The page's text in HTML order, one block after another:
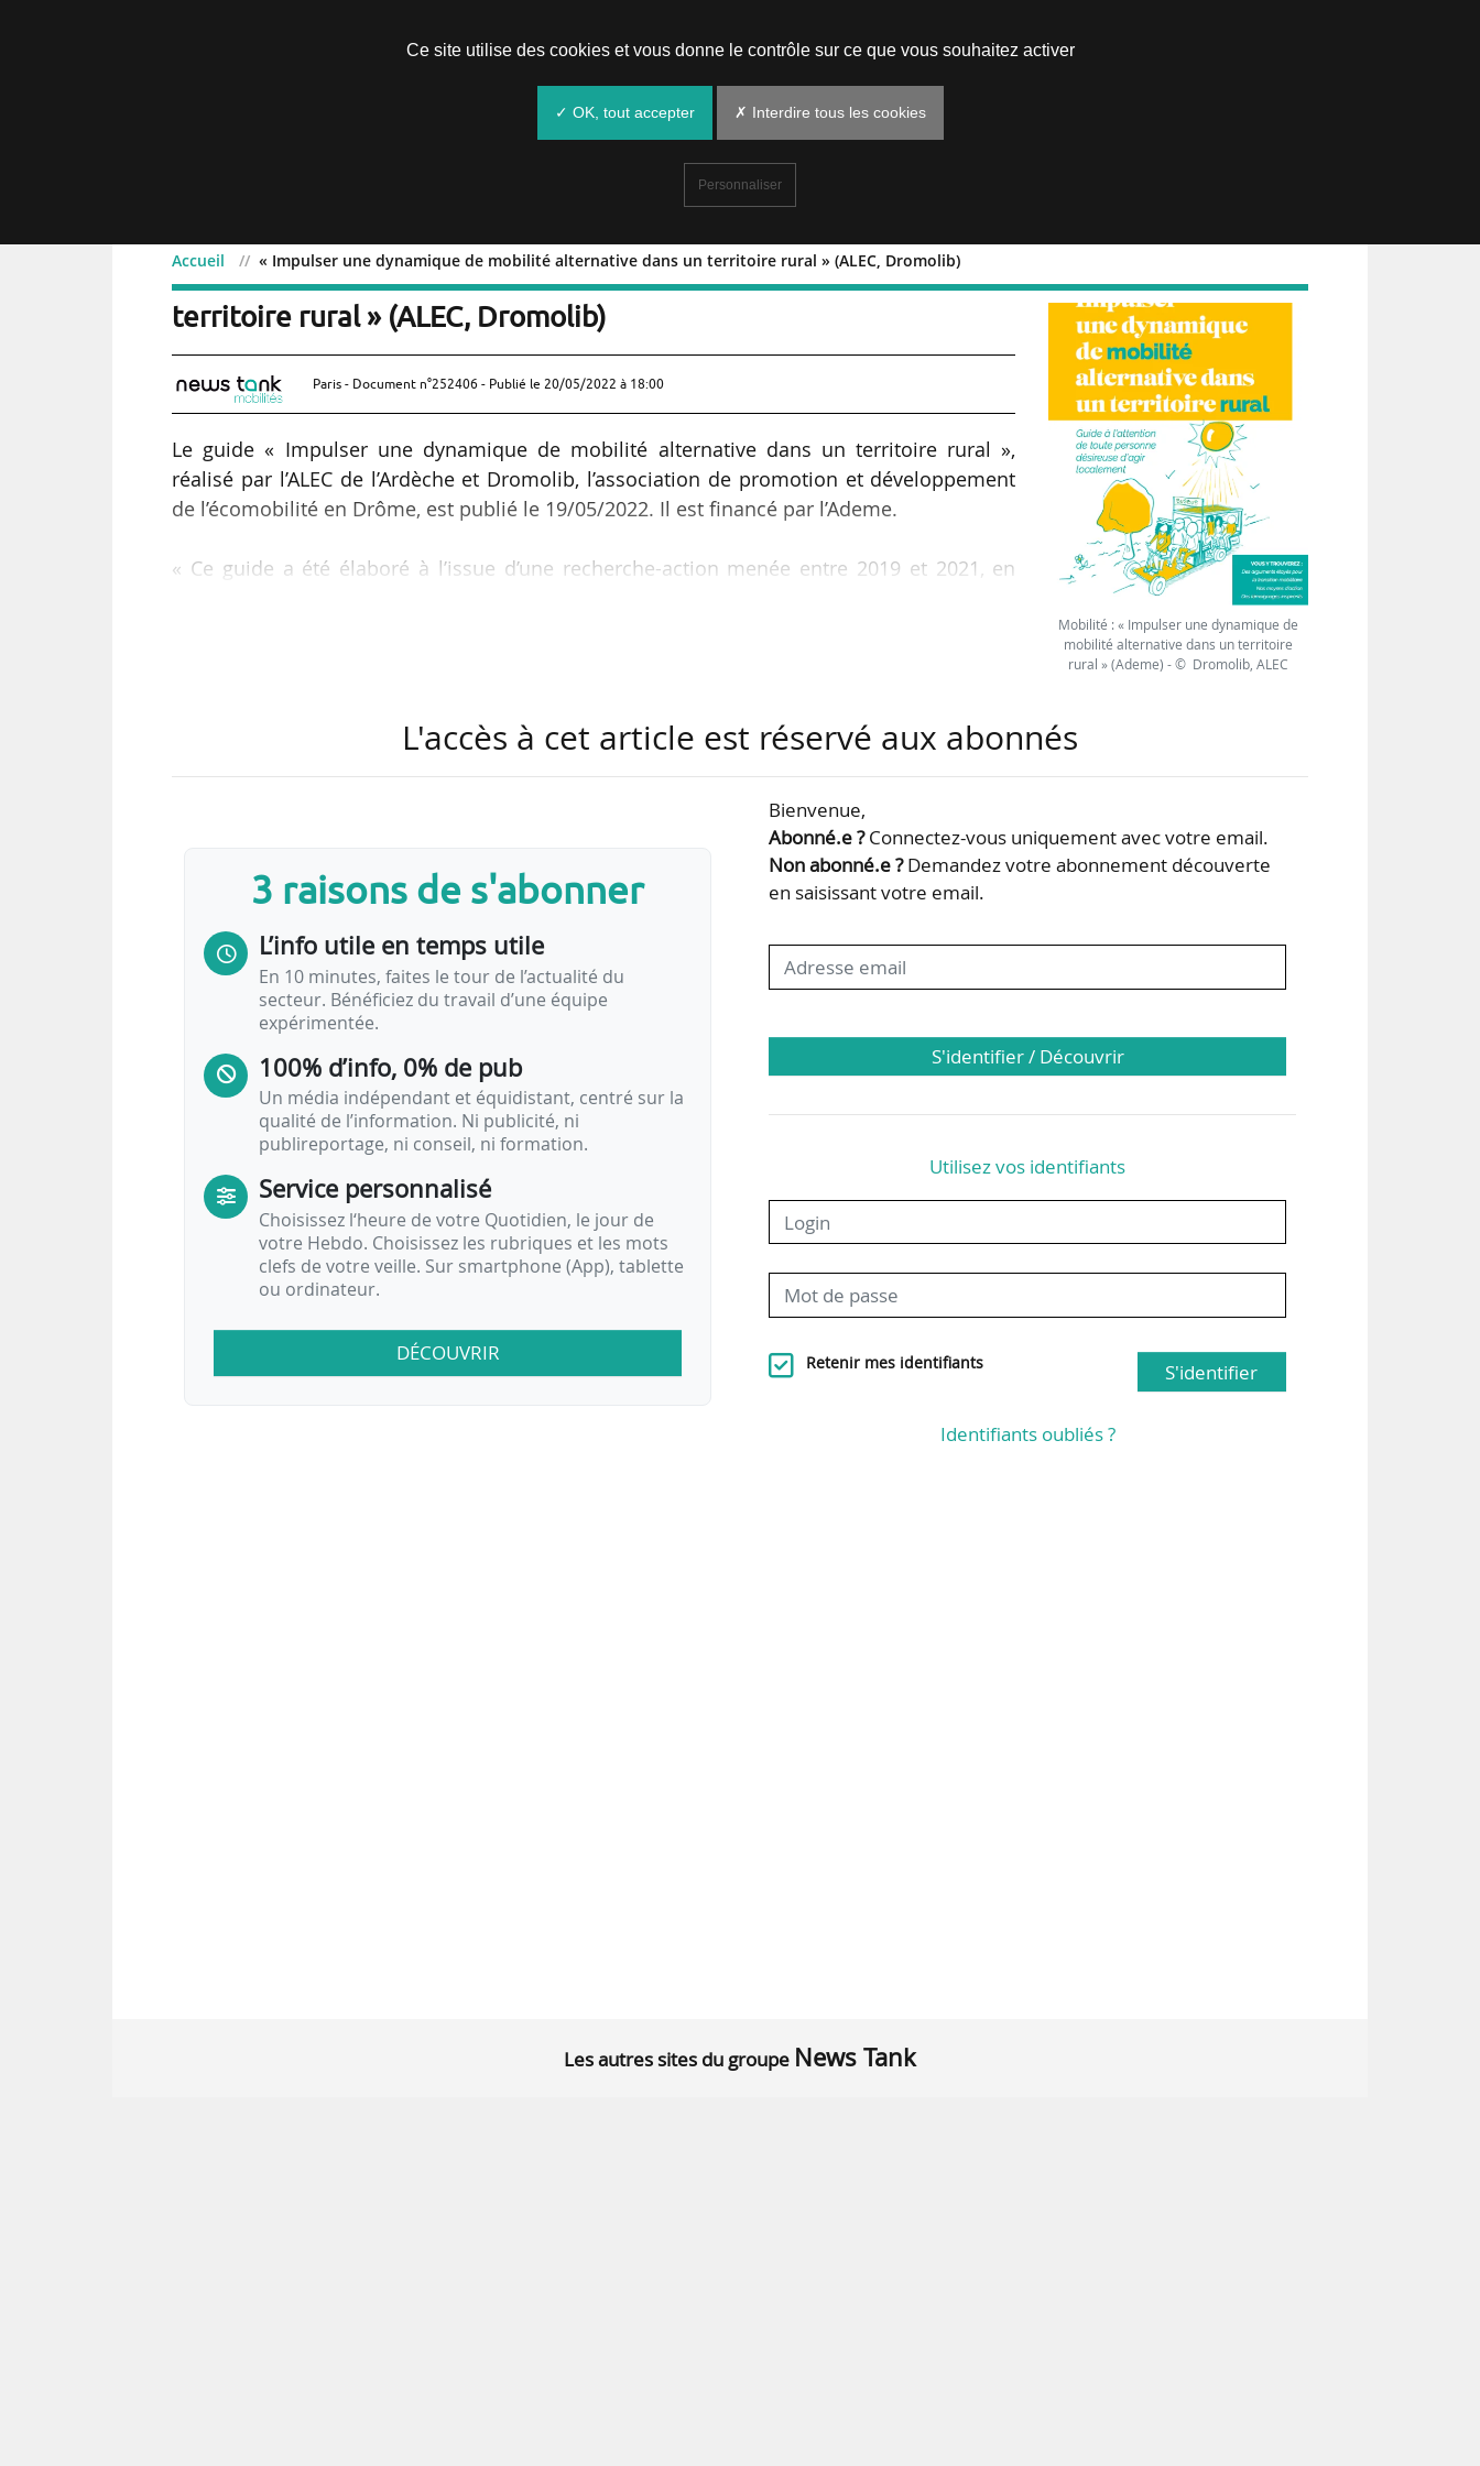
Accueil « Impulser une dynamique de mobilité alternative dans un territoire rural » (ALEC, Dromolib)
« Impulser une dynamique de mobilité alternative dans un
territoire rural » (ALEC, Dromolib)
Paris - Document n°252406 - Publié le 20/05/2022 à 18:00
Le guide « Impulser une dynamique de mobilité alternative dans un territoire rural »,
réalisé par l’ALEC de l’Ardèche et Dromolib, l’association de promotion et développement
de l’écomobilité en Drôme, est publié le 19/05/2022. Il est financé par l’Ademe.
« Ce guide a été élaboré à l’issue d’une recherche-action menée entre 2019 et 2021, en
Cette recherche-action financée par l’Ademe porte sur les réseaux d’acteurs de la mobilité dans deux
territoires ruraux de Drôme et…
Mobilité : « Impulser une dynamique de
mobilité alternative dans un territoire
rural » (Ademe) - © Dromolib, ALEC
L'accès à cet article est réservé aux abonnés
3 raisons de s'abonner
L’info utile en temps utile
En 10 minutes, faites le tour de l’actualité du
secteur. Bénéficiez du travail d’une équipe
expérimentée.
100% d’info, 0% de pub
Un média indépendant et équidistant, centré sur la
qualité de l’information. Ni publicité, ni
publireportage, ni conseil, ni formation.
Service personnalisé
Choisissez l‘heure de votre Quotidien, le jour de
votre Hebdo. Choisissez les rubriques et les mots
clefs de votre veille. Sur smartphone (App), tablette
ou ordinateur.
DÉCOUVRIR
Bienvenue,
Abonné.e ?Connectez-vous uniquement avec votre email.
Non abonné.e ?Demandez votre abonnement découverte
en saisissant votre email.
S'identifier / Découvrir
Utilisez vos identifiants
Retenir mes identifiants S'identifier
Identifiants oubliés ?
Les autres sites du groupe News Tank
Ce site utilise des cookies et vous donne le contrôle sur ce que vous souhaitez activer
✓ OK, tout accepter ✗ Interdire tous les cookies
Personnaliser